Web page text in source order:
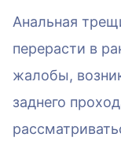
Анальная
перерасти в
жалобы,
заднего